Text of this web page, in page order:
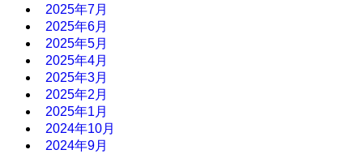
2025年7月
2025年6月
2025年5月
2025年4月
2025年3月
2025年2月
2025年1月
2024年10月
2024年9月